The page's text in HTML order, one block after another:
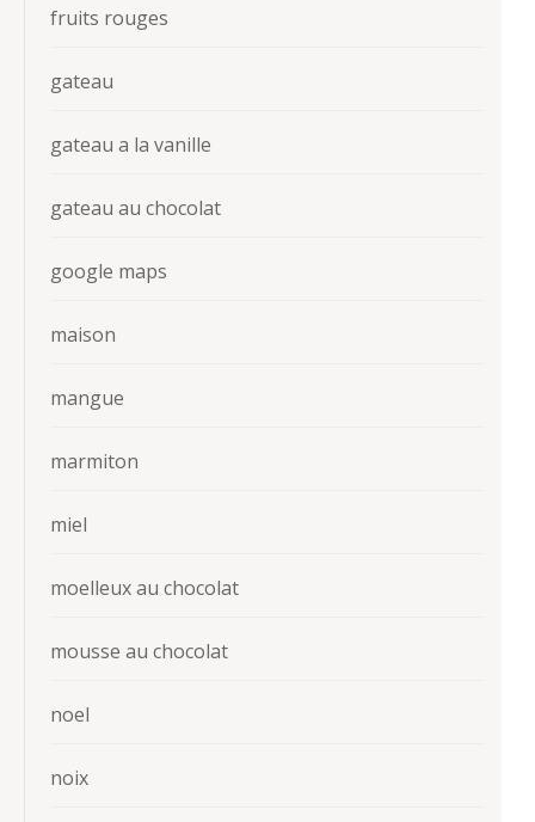
fruits rouges
gateau
gateau a la vanille
gateau au chocolat
google maps
maison
mangue
marmiton
miel
moelleux au chocolat
mousse au chocolat
noel
noix